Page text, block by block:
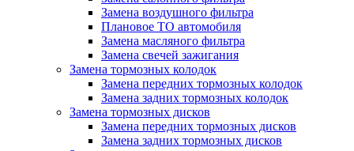
Замена воздушного фильтра
Плановое ТО автомобиля
Замена масляного фильтра
Замена свечей зажигания
Замена тормозных колодок
Замена передних тормозных колодок
Замена задних тормозных колодок
Замена тормозных дисков
Замена передних тормозных дисков
Замена задних тормозных дисков